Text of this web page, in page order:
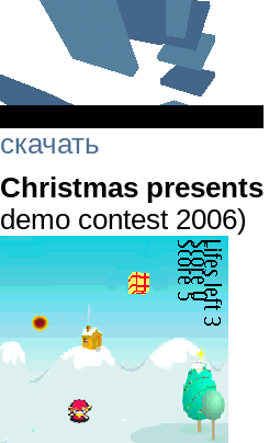
скачать
Christmas
demo contest 2006)